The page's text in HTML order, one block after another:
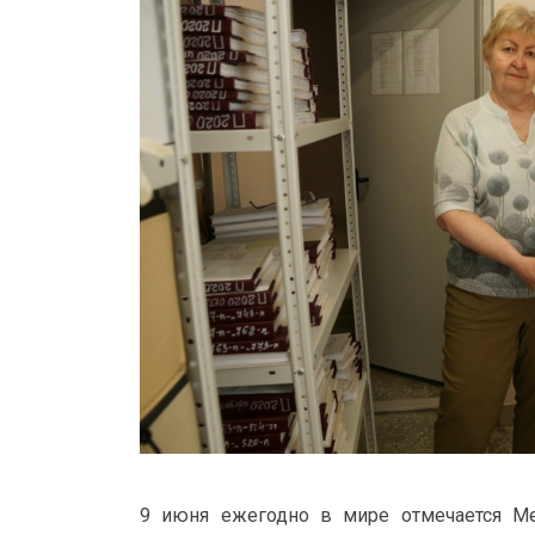
9 июня ежегодно в мире отмечается